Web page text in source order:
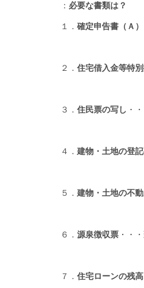
： 必要な書類は？
１． 確定申告書（Ａ）
２． 住宅借入金等特
３． 住民票の写し ・
４． 建物・土地の登
５． 建物・土地の不
６． 源泉徴収票 ・・
７． 住宅ローンの残